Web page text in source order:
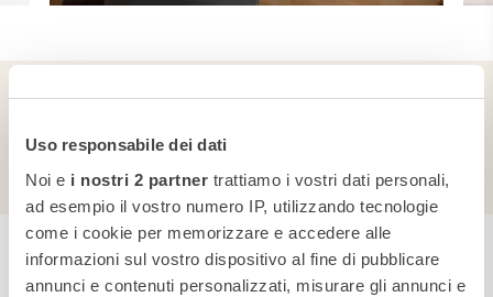
Uso responsabile dei dati
Noi e i nostri 2 partner trattiamo i vostri dati personali,
ad esempio il vostro numero IP, utilizzando tecnologie
come i cookie per memorizzare e accedere alle
informazioni sul vostro dispositivo al fine di pubblicare
annunci e contenuti personalizzati, misurare gli annunci e
Servizi in Camera